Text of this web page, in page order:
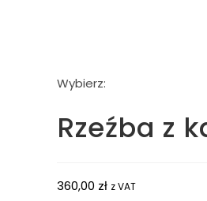
Wybierz:
Rzeźba z
360,00 zł z VAT